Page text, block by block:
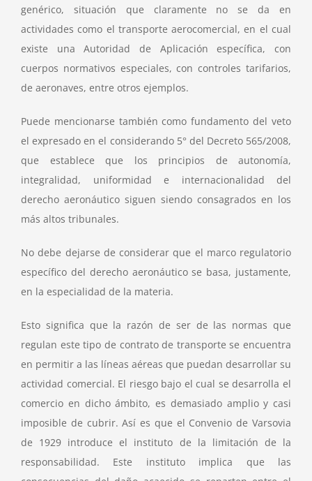
genérico, situación que claramente no se da en
actividades como el transporte aerocomercial, en el cual
existe una Autoridad de Aplicación específica, con
cuerpos normativos especiales, con controles tarifarios,
de aeronaves, entre otros ejemplos.
Puede mencionarse también como fundamento del veto
el expresado en el considerando 5° del Decreto 565/2008,
que establece que los principios de autonomía,
integralidad, uniformidad e internacionalidad del
derecho aeronáutico siguen siendo consagrados en los
más altos tribunales.
No debe dejarse de considerar que el marco regulatorio
específico del derecho aeronáutico se basa, justamente,
en la especialidad de la materia.
Esto significa que la razón de ser de las normas que
regulan este tipo de contrato de transporte se encuentra
en permitir a las líneas aéreas que puedan desarrollar su
actividad comercial. El riesgo bajo el cual se desarrolla el
comercio en dicho ámbito, es demasiado amplio y casi
imposible de cubrir. Así es que el Convenio de Varsovia
de 1929 introduce el instituto de la limitación de la
responsabilidad. Este instituto implica que las